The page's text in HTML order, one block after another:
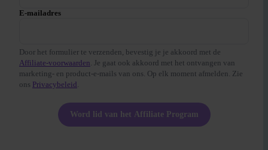
E-mailadres
Door het formulier te verzenden, bevestig je je akkoord met de
Affiliate-voorwaarden. Je gaat ook akkoord met het ontvangen van
marketing- en product-e-mails van ons. Op elk moment afmelden. Zie
ons Privacybeleid.
Word lid van het Affiliate Program